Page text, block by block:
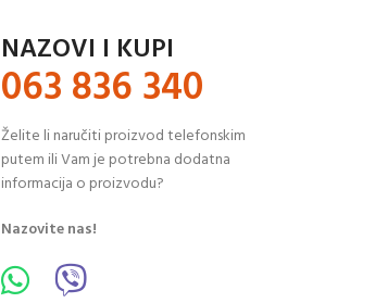
NAZOVI I KUPI
063 836 340
Želite li naručiti proizvod telefonskim
putem ili Vam je potrebna dodatna
informacija o proizvodu?
Nazovite nas!